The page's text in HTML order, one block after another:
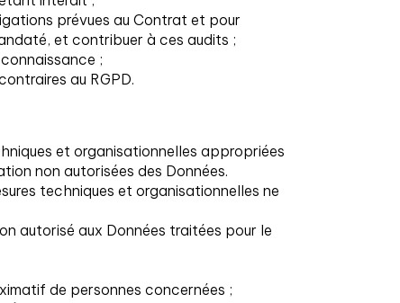
prévues au Contrat et pour
et contribuer à ces audits ;
;
au RGPD.
et organisationnelles appropriées
non autorisées des Données.
techniques et organisationnelles ne
autorisé aux Données traitées pour le
de personnes concernées ;